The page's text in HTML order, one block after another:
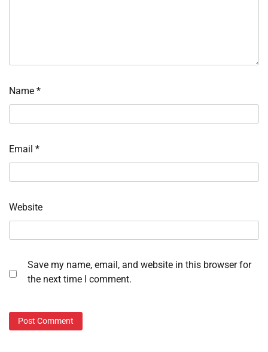
Name *
Email *
Website
Save my name, email, and website in this browser for
the next time I comment.